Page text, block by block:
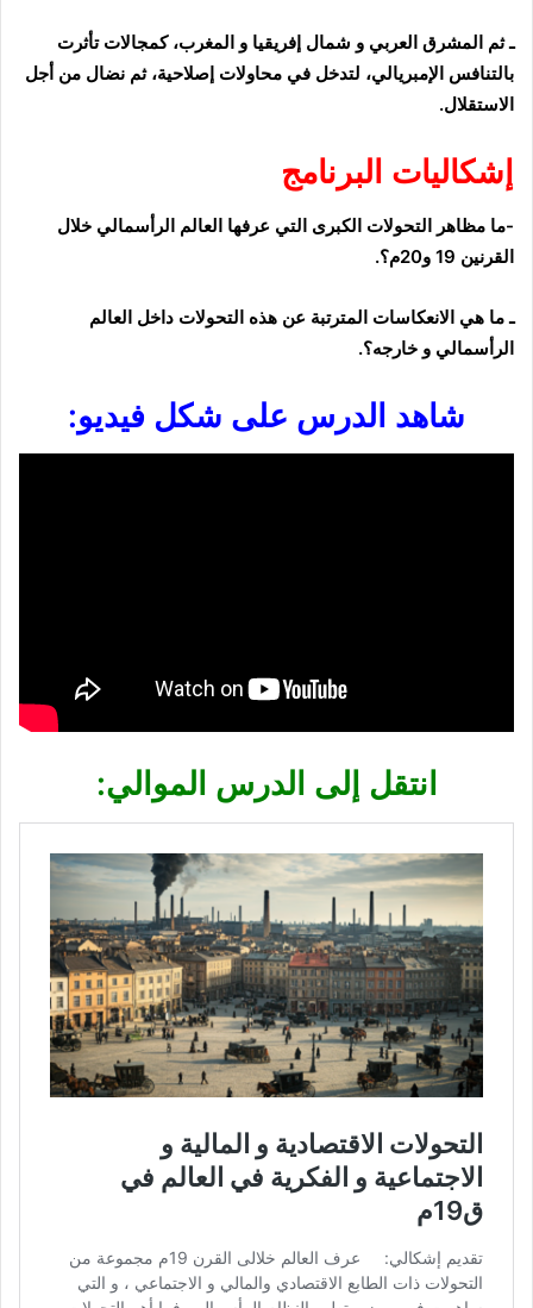
ـ ثم المشرق العربي و شمال إفريقيا و المغرب،كمجالاتتأثرت
بالتنافس الإمبريالي، لتدخل في محاولات إصلاحية، ثم نضال من أجل
الاستقلال.
إشكاليات البرنامج
-ما مظاهر التحولات الكبرى التي عرفها العالم الرأسمالي خلال
القرنين 19
و20م ؟.
ـ ما هي الانعكاسات المترتبة عن هذه التحولات داخل العالم
الرأسمالي و خارجه؟.
شاهد الدرس على شكل فيديو:
انتقل إلى الدرس الموالي: